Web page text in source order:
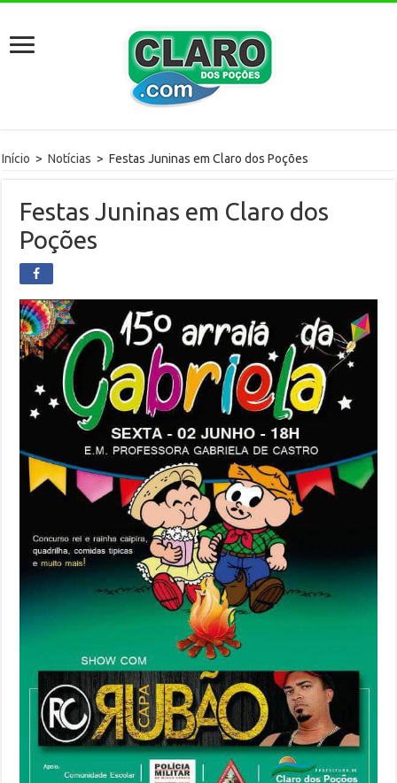
Início > Notícias > Festas Juninas em Claro dos Poções
Festas Juninas em Claro dos
Poções